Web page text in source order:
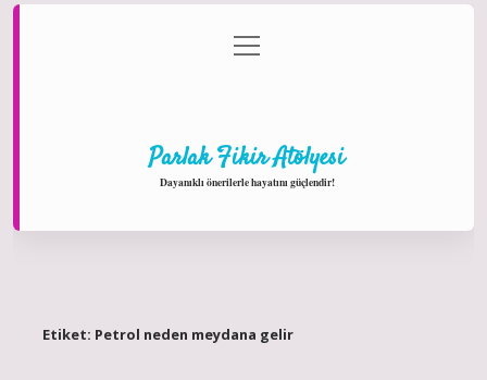
Gizlilik Politikası
menüyü
aç
Parlak Fikir Atölyesi
Dayanıklı önerilerle hayatını güçlendir!
Etiket: Petrol neden meydana gelir